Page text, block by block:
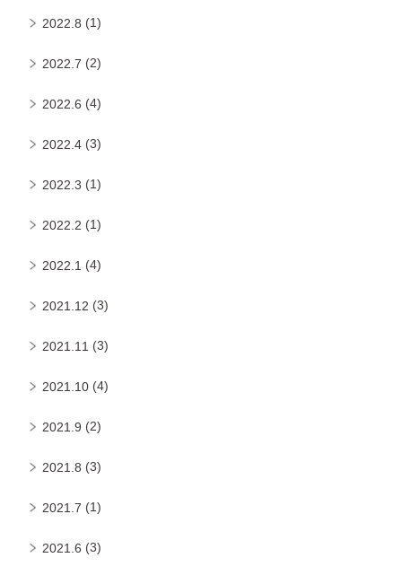
2022.8 (1)
2022.7 (2)
2022.6 (4)
2022.4 (3)
2022.3 (1)
2022.2 (1)
2022.1 (4)
2021.12 (3)
2021.11 (3)
2021.10 (4)
2021.9 (2)
2021.8 (3)
2021.7 (1)
2021.6 (3)